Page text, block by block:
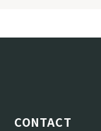
CONTACT